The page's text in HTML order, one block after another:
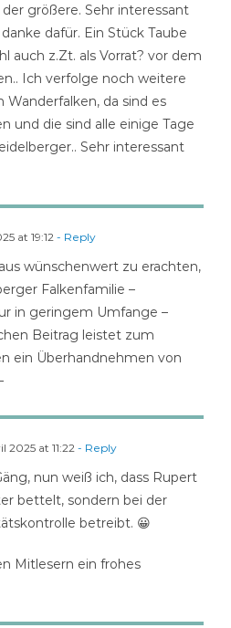
größere. Sehr interessant
dafür. Ein Stück Taube
auch z.Zt. als Vorrat? vor dem
Ich verfolge noch weitere
Wanderfalken, da sind es
und die sind alle einige Tage
Sehr interessant
at 19:12 - Reply
wünschenwert zu erachten,
Falkenfamilie –
in geringem Umfange –
Beitrag leistet zum
ein Überhandnehmen von
2025 at 11:22 - Reply
nun weiß ich, dass Rupert
bettelt, sondern bei der
betreibt. 😀
Mitlesern ein frohes